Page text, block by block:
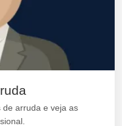
de arruda e veja as